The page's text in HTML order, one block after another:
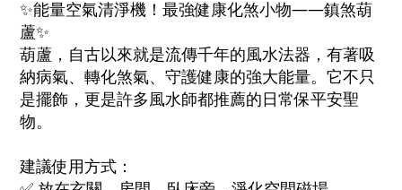
✨能量空氣清淨機！最強健康化煞小物——鎮煞葫
蘆✨
葫蘆，自古以來就是流傳千年的風水法器，有著吸
納病氣、轉化煞氣、守護健康的強大能量。它不只
是擺飾，更是許多風水師都推薦的日常保平安聖
物。
建議使用方式：